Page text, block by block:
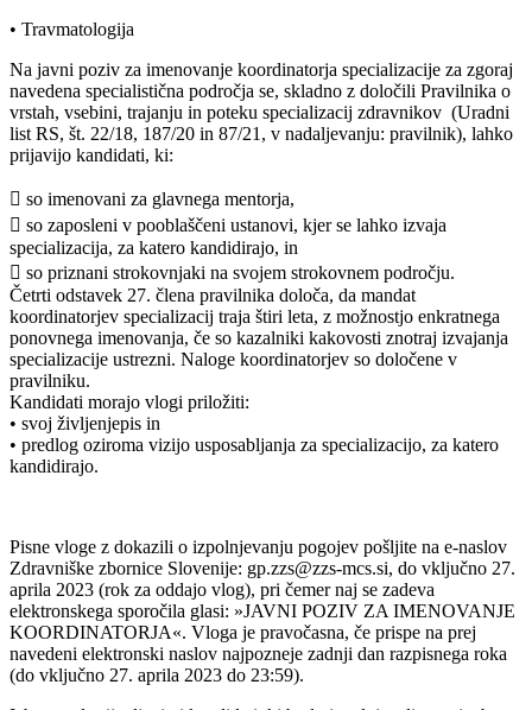
• Travmatologija
Na javni poziv za imenovanje koordinatorja specializacije za zgoraj
navedena specialistična področja se, skladno z določili Pravilnika o
vrstah, vsebini, trajanju in poteku specializacij zdravnikov (Uradni
list RS, št. 22/18, 187/20 in 87/21, v nadaljevanju: pravilnik), lahko
prijavijo kandidati, ki:
 so imenovani za glavnega mentorja,
 so zaposleni v pooblaščeni ustanovi, kjer se lahko izvaja
specializacija, za katero kandidirajo, in
 so priznani strokovnjaki na svojem strokovnem področju.
Četrti odstavek 27. člena pravilnika določa, da mandat
koordinatorjev specializacij traja štiri leta, z možnostjo enkratnega
ponovnega imenovanja, če so kazalniki kakovosti znotraj izvajanja
specializacije ustrezni. Naloge koordinatorjev so določene v
pravilniku.
Kandidati morajo vlogi priložiti:
• svoj življenjepis in
• predlog oziroma vizijo usposabljanja za specializacijo, za katero
kandidirajo.
Pisne vloge z dokazili o izpolnjevanju pogojev pošljite na e-naslov
Zdravniške zbornice Slovenije: gp.zzs@zzs-mcs.si, do vključno 27.
aprila 2023 (rok za oddajo vlog), pri čemer naj se zadeva
elektronskega sporočila glasi: »JAVNI POZIV ZA IMENOVANJE
KOORDINATORJA«. Vloga je pravočasna, če prispe na prej
navedeni elektronski naslov najpozneje zadnji dan razpisnega roka
(do vključno 27. aprila 2023 do 23:59).